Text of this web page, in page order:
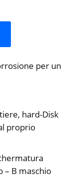
per un
hard-Disk
proprio
– B maschio